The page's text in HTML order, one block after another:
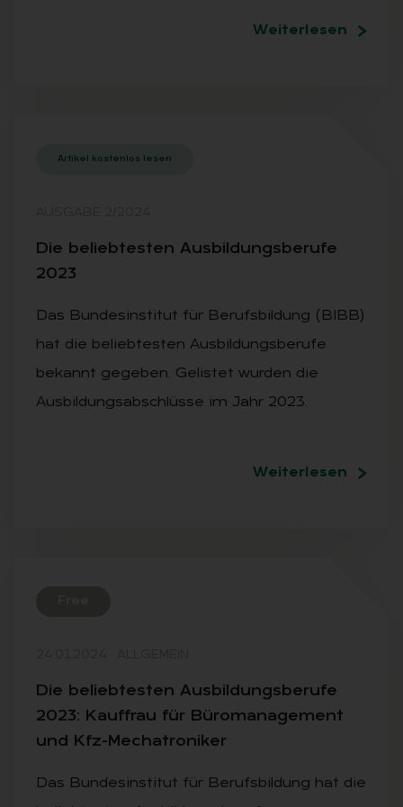
Weiterlesen
Artikel kostenlos lesen
Die be­lieb­tes­ten Aus­bil­dungs­be­ru­fe
2023
Das Bundesinstitut für Berufsbildung (BIBB)
hat die beliebtesten Ausbildungsberufe
bekannt gegeben. Gelistet wurden die
Ausbildungsabschlüsse im Jahr 2023.
Weiterlesen
Die be­lieb­tes­ten Aus­bil­dungs­be­ru­fe
2023: Kauf­frau für Bü­ro­ma­nage­ment
und Kfz-Me­cha­tro­ni­ker
Das Bundesinstitut für Berufsbildung hat die